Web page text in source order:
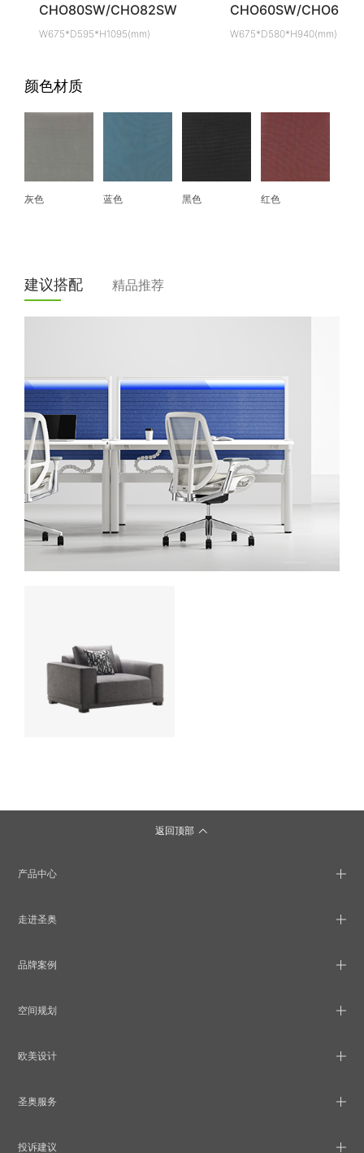
CHO80SW/CHO82SW
W675*D595*H1095(mm)
CHO60SW/
W675*D580*H940(mm)
颜色材质
灰色 蓝色 黑色 红色
建议搭配 精品推荐
返回顶部
产品中心
走进圣奥
品牌案例
空间规划
欧美设计
圣奥服务
投诉建议